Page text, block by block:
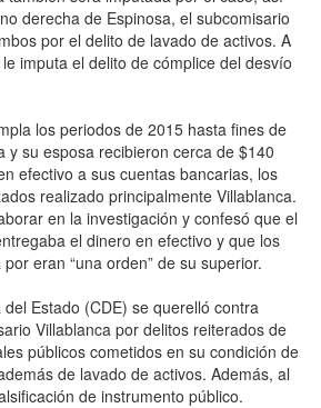
derecha de Espinosa, el subcomisario
por el delito de lavado de activos. A
imputa el delito de cómplice del desvío
los periodos de 2015 hasta fines de
y su esposa recibieron cerca de $140
efectivo a sus cuentas bancarias, los
realizado principalmente Villablanca.
en la investigación y confesó que el
el dinero en efectivo y que los
eran “una orden” de su superior.
Estado (CDE) se querelló contra
Villablanca por delitos reiterados de
públicos cometidos en su condición de
de lavado de activos. Además, al
de instrumento público.